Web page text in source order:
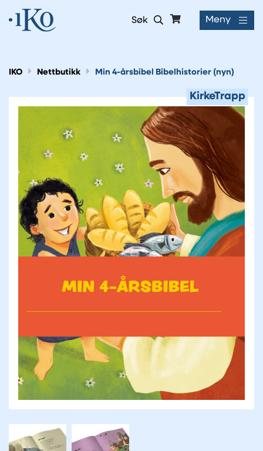
Søk Meny
IKO Nettbutikk Min 4-årsbibel Bibelhistorier (nyn)
KirkeTrapp